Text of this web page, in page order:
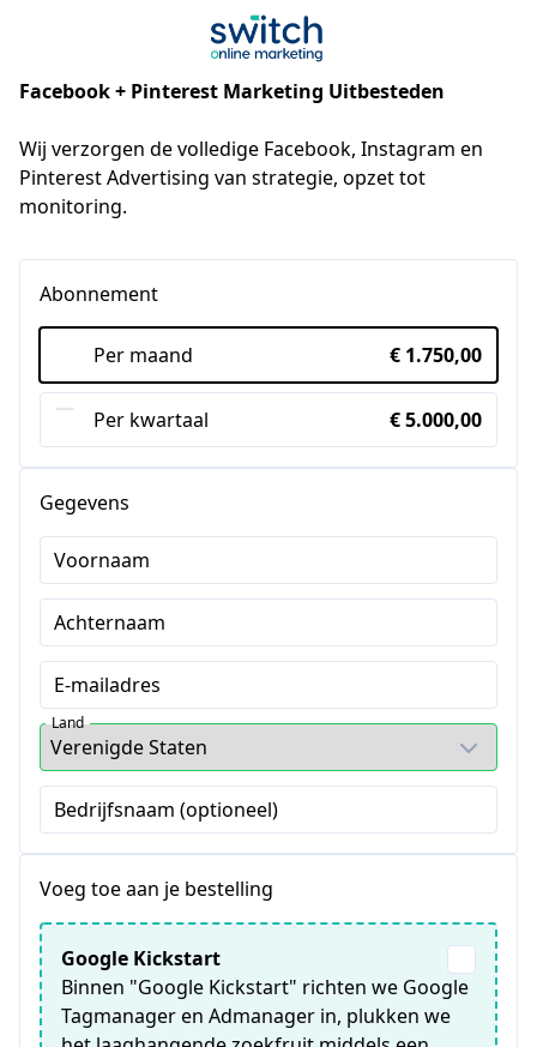
Facebook + Pinterest Marketing Uitbesteden
Wij verzorgen de volledige Facebook, Instagram en
Pinterest Advertising van strategie, opzet tot
monitoring.
Abonnement
Per maand € 1.750,00
Per kwartaal € 5.000,00
Gegevens
Voornaam
Achternaam
E-mailadres
Land
Bedrijfsnaam (optioneel)
Voeg toe aan je bestelling
Google Kickstart
Binnen "Google Kickstart" richten we Google
Tagmanager en Admanager in, plukken we